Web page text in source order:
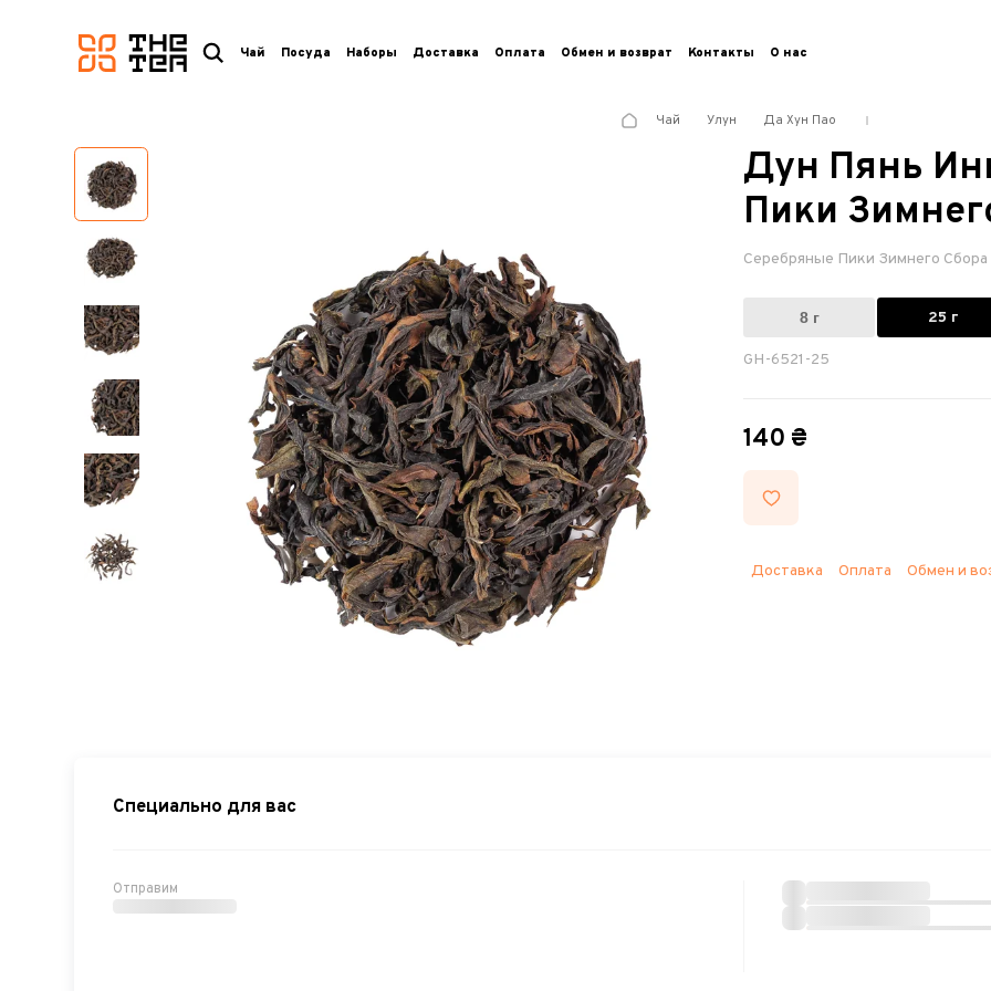
логотип
Чай Посуда Наборы Доставка Оплата Обмен и возврат Контакты О нас
Чай Улун Да Хун Пао
Дун Пянь
Пики
Серебряные Пики Зимнего Сбора
8 г 25 г
GH-6521-25
140 ₴
Доставка Оплата Обмен и
Специально для вас
Отправим